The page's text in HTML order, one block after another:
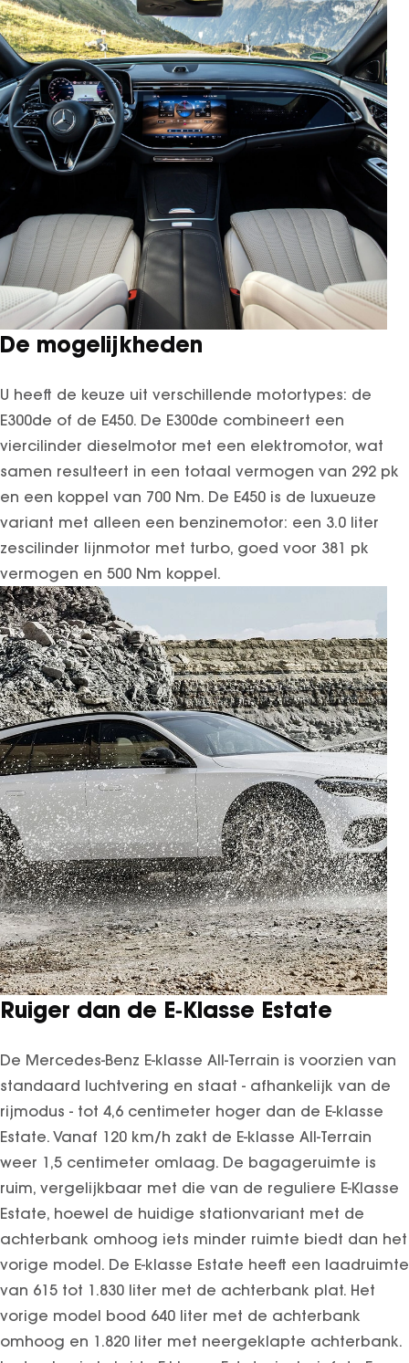
Dongfeng
Mhero
Box
BYD
SEAL
SEAL U
SEAL U DM-I
BYD SEAL 6 DM-I
SEAL 6 DM-I TOURING
SEALION 7
DOLPHIN SURF
BYD DOLPHIN
DOLPHIN G DM-i
ATTO 2
ATTO 2 DM-I
De mogelijkheden
U heeft de keuze uit verschillende motortypes: de
E300de of de E450. De E300de combineert een
viercilinder dieselmotor met een elektromotor, wat
samen resulteert in een totaal vermogen van 292 pk
en een koppel van 700 Nm. De E450 is de luxueuze
variant met alleen een benzinemotor: een 3.0 liter
zescilinder lijnmotor met turbo, goed voor 381 pk
vermogen en 500 Nm koppel.
Ruiger dan de E‑Klasse Estate
De Mercedes-Benz E-klasse All-Terrain is voorzien van
standaard luchtvering en staat - afhankelijk van de
rijmodus - tot 4,6 centimeter hoger dan de E-klasse
Estate. Vanaf 120 km/h zakt de E-klasse All-Terrain
weer 1,5 centimeter omlaag. De bagageruimte is
ruim, vergelijkbaar met die van de reguliere E-Klasse
Estate, hoewel de huidige stationvariant met de
achterbank omhoog iets minder ruimte biedt dan het
vorige model. De E-klasse Estate heeft een laadruimte
van 615 tot 1.830 liter met de achterbank plat. Het
vorige model bood 640 liter met de achterbank
omhoog en 1.820 liter met neergeklapte achterbank.